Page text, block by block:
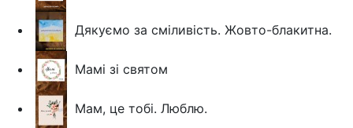
Дякуємо за сміливість. Жовто-блакитна.
Мамі зі святом
Мам, це тобі. Люблю.